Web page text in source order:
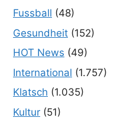
Fussball (48)
Gesundheit (152)
HOT News (49)
International (1.757)
Klatsch (1.035)
Kultur (51)